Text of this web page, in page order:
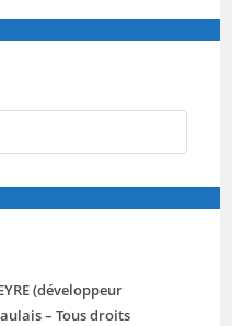
close
(développeur
– Tous droits